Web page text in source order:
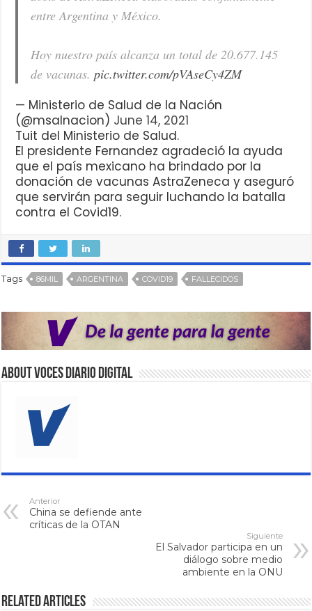
entre Argentina y México.
Hoy nuestro país alcanza un total de 20.677.145
de vacunas.pic.twitter.com/pVAseCy4ZM
— Ministerio de Salud de la Nación
(@msalnacion) June 14, 2021
Tuit del Ministerio de Salud.
El presidente Fernandez agradeció la ayuda
que el país mexicano ha brindado por la
donación de vacunas AstraZeneca y aseguró
que servirán para seguir luchando la batalla
contra el Covid19.
Tags 86MIL ARGENTINA COVID19 FALLECIDOS
About VOCES Diario digital
Anterior
China se defiende ante
críticas de la OTAN
Siguiente
El Salvador participa en un
diálogo sobre medio
ambiente en la ONU
Related Articles